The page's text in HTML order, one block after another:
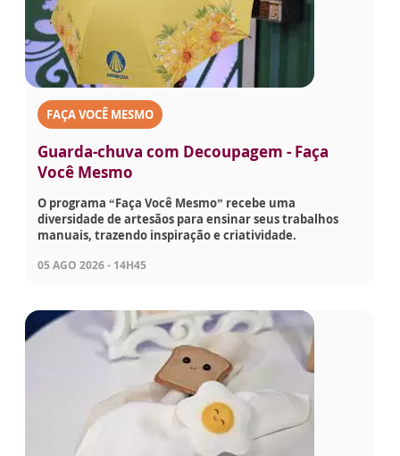
FAÇA VOCÊ MESMO
Guarda-chuva com Decoupagem - Faça
Você Mesmo
O programa “Faça Você Mesmo” recebe uma
diversidade de artesãos para ensinar seus trabalhos
manuais, trazendo inspiração e criatividade.
05 AGO 2026 - 14H45